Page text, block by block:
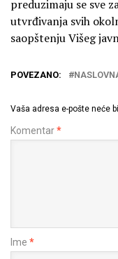
preduzimaju se sve
utvrđivanja svih
saopštenju Višeg
POVEZANO:
Vaša adresa e-pošte neće
Komentar*
Ime *